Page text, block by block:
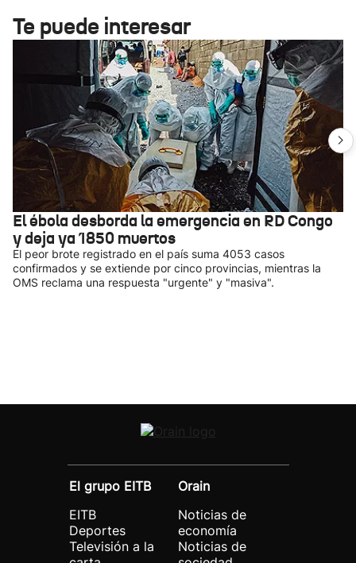
Te puede interesar
El ébola desborda la emergencia en RD Congo
y deja ya 1850 muertos
El peor brote registrado en el país suma 4053 casos
confirmados y se extiende por cinco provincias, mientras la
OMS reclama una respuesta "urgente" y "masiva".
El grupo EITB
EITB
Deportes
Televisión a la
Orain
Noticias de
economía
Noticias de